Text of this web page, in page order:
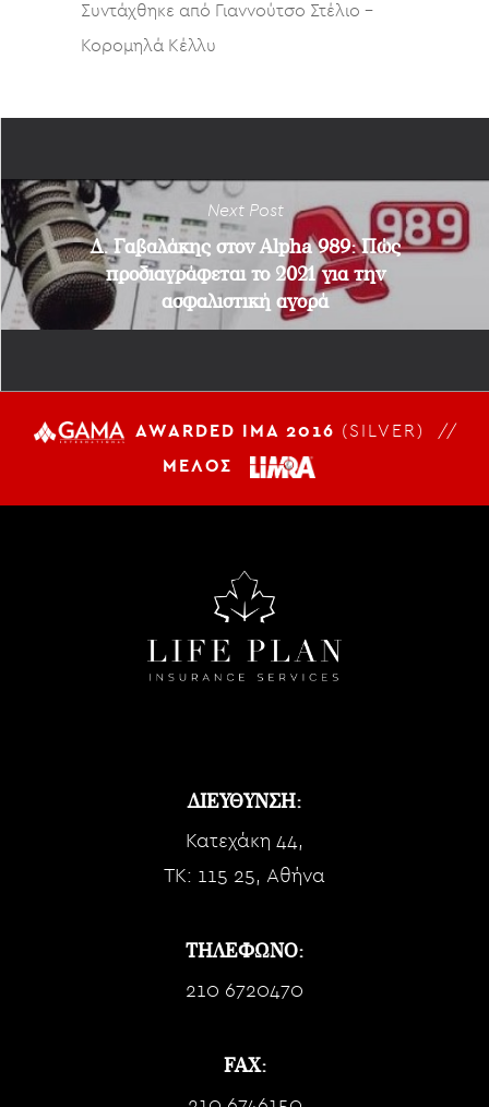
Συντάχθηκε από Γιαννούτσο Στέλιο –
Κορομηλά Κέλλυ
Next Post
Δ. Γαβαλάκης στον Alpha 989: Πώς
προδιαγράφεται το 2021 για την
ασφαλιστική αγορά
AWARDED IMA 2016 (SILVER) //
ΜΕΛΟΣ
ΔΙΕΥΘΥΝΣΗ:
Κατεχάκη 44,
TK: 115 25, Αθήνα
ΤΗΛΕΦΩΝΟ:
210 6720470
FAX: